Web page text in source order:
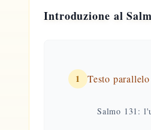
Introduzione al
1 Testo
Salmo 131: